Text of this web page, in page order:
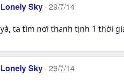
Lonely Sky 29/7/14
yà, ta tìm nơi thanh tịnh 1 thời
Lonely Sky 29/7/14